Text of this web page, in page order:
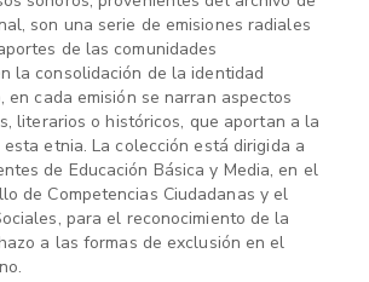
son una serie de emisiones radiales
de las comunidades
la consolidación de la identidad
en cada emisión se narran aspectos
literarios o históricos, que aportan a la
etnia. La colección está dirigida a
de Educación Básica y Media, en el
de Competencias Ciudadanas y el
para el reconocimiento de la
a las formas de exclusión en el